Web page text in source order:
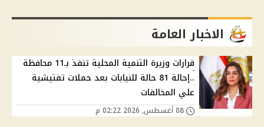
الاخبار العامة
قرارات وزيرة التنمية المحلية تنفذ بـ11 محافظة
..إحالة 81 حالة للنيابات بعد حملات تفتيشية
علي المخالفات